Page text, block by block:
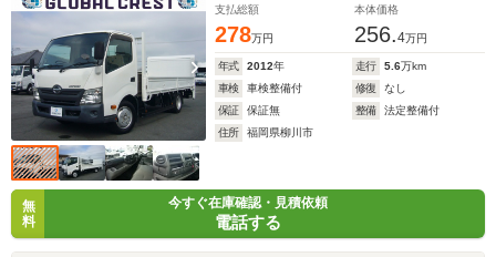
支払総額
278万円
本体価格
256.4万円
年式 2012年 走行 5.6万km
車検
車検整備付 修復
なし
保証
保証無 整備
法定整備付
住所
福岡県柳川市
無
料
今すぐ在庫確認・見積依頼
電話する